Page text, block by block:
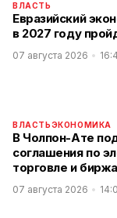
ВЛАСТЬ
Евразийский
в 2027 году
07 августа 2026
ВЛАСТЬЭКОНОМИКА
В Чолпон-Ате
соглашения по
торговле и
07 августа 2026